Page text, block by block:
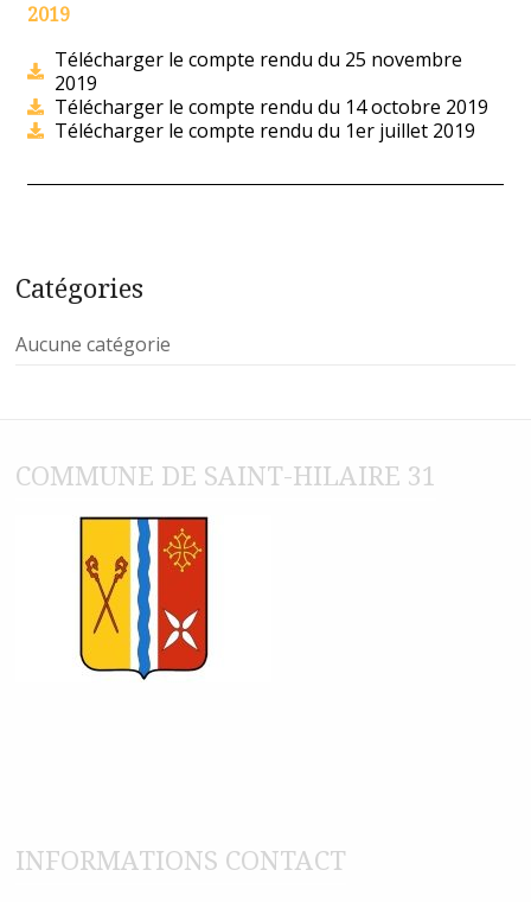
2019
Télécharger le compte rendu du 25 novembre
2019
Télécharger le compte rendu du 14 octobre 2019
Télécharger le compte rendu du 1er juillet 2019
Catégories
Aucune catégorie
COMMUNE DE SAINT-HILAIRE 31
INFORMATIONS CONTACT